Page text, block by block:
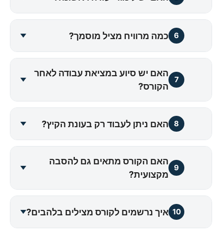
6 כמה מרוויח מציל מוסמך?
7
האם יש סיוע במציאת עבודה לאחר
הקורס?
8 האם ניתן לעבוד רק בעונת הקיץ?
9
האם הקורס מתאים גם להסבה
מקצועית?
10 איך נרשמים לקורס מצילים בלהבים?